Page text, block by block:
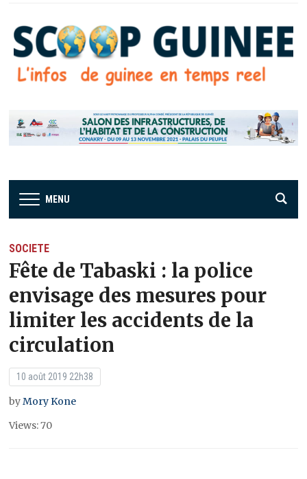
MENU
SOCIETE
Fête de Tabaski : la police
envisage des mesures pour
limiter les accidents de la
circulation
10 août 2019 22h38
byMory Kone
Views: 70